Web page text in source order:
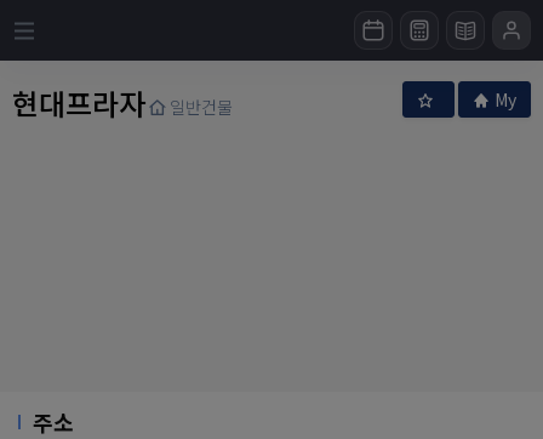
현대프라자 일반건물 My
주소